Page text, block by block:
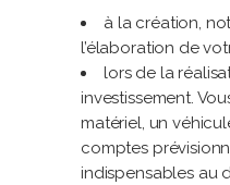
à la création,
l’élaboration de
lors de la
investissement.
matériel, un
comptes
indispensables au